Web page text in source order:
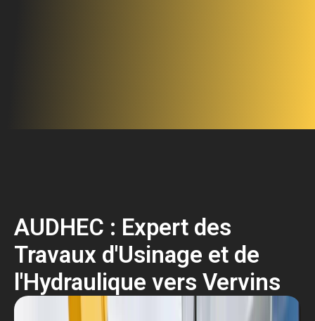
AUDHEC : Expert des
Travaux d'Usinage et de
l'Hydraulique vers Vervins